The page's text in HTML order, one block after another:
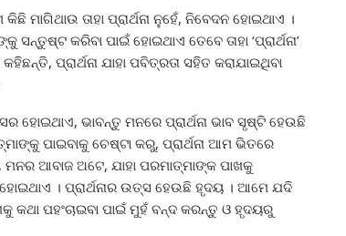
ମାଗିଥାଉ ତାହା ପ୍ରାର୍ଥନା ନୁହେଁ, ନିବେଦନ ହୋଇଥାଏ ।
କରିବା ପାଇଁ ହୋଇଥାଏ ତେବେ ତାହା ‘ପ୍ରାର୍ଥନା’
ପ୍ରାର୍ଥନା ଯାହା ପବିତ୍ରତା ସହିତ କରାଯାଇଥିବା
ହୋଇଥାଏ, ଭାବନ୍ତୁ ମନରେ ପ୍ରାର୍ଥନା ଭାବ ସୃଷ୍ଟି ହେଉଛି
ପାଇବାକୁ ଚେଷ୍ଟା କରୁ, ପ୍ରାର୍ଥନା ଆମ ଭିତରେ
ମନର ଆବାଜ ଅଟେ, ଯାହା ପରମାତ୍ମାଙ୍କ ପାଖକୁ
। ପ୍ରାର୍ଥନାର ଉତ୍ସ ହେଉଛି ହୃଦୟ । ଆମେ ଯଦି
କଥା ପହଂଚାଇବା ପାଇଁ ମୁହଁ ବନ୍ଦ କରନ୍ତୁ ଓ ହୃଦୟରୁ